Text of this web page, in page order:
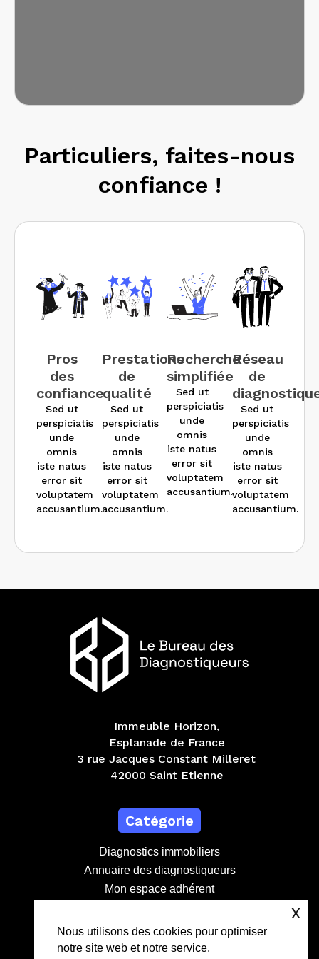
Particuliers, faites-nous
confiance !
Pros
des
confiance
Sed ut
perspiciatis
unde
omnis
iste natus
error sit
voluptatem
accusantium.
Prestations
de
qualité
Sed ut
perspiciatis
unde
omnis
iste natus
error sit
voluptatem
accusantium.
Recherche
simplifiée
Sed ut
perspiciatis
unde
omnis
iste natus
error sit
voluptatem
accusantium.
Réseau
de
Sed ut
perspiciatis
unde
omnis
iste natus
error sit
voluptatem
accusantium.
Immeuble Horizon,
Esplanade de France
3 rue Jacques Constant Milleret
42000 Saint Etienne
Catégorie
Diagnostics immobiliers
Annuaire des diagnostiqueurs
Mon espace adhérent
Contact
Nous utilisons des cookies pour optimiser
notre site web et notre service.
x